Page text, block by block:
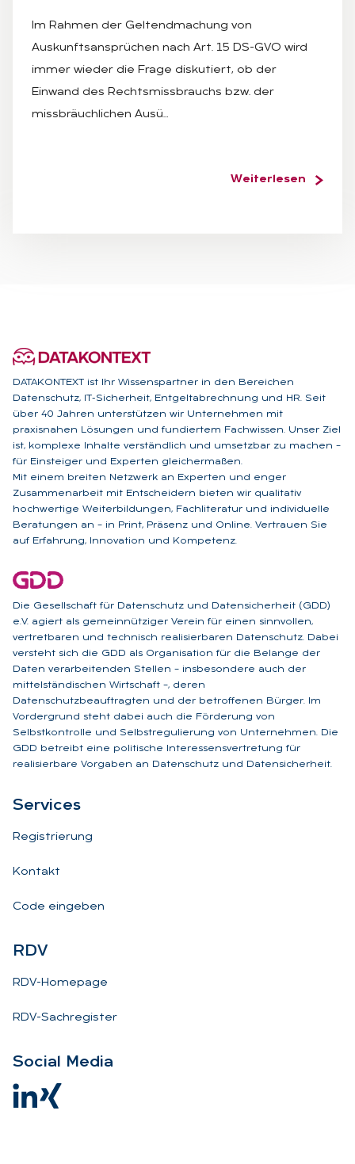
Im Rahmen der Geltendmachung von
Auskunftsansprüchen nach Art. 15 DS-GVO wird
immer wieder die Frage diskutiert, ob der
Einwand des Rechtsmissbrauchs bzw. der
missbräuchlichen Ausü…
Weiterlesen
DATAKONTEXT ist Ihr Wissenspartner in den Bereichen
Datenschutz, IT-Sicherheit, Entgeltabrechnung und HR. Seit
über 40 Jahren unterstützen wir Unternehmen mit
praxisnahen Lösungen und fundiertem Fachwissen. Unser Ziel
ist, komplexe Inhalte verständlich und umsetzbar zu machen –
für Einsteiger und Experten gleichermaßen.
Mit einem breiten Netzwerk an Experten und enger
Zusammenarbeit mit Entscheidern bieten wir qualitativ
hochwertige Weiterbildungen, Fachliteratur und individuelle
Beratungen an – in Print, Präsenz und Online. Vertrauen Sie
auf Erfahrung, Innovation und Kompetenz.
Die Gesellschaft für Datenschutz und Datensicherheit (GDD)
e.V. agiert als gemeinnütziger Verein für einen sinnvollen,
vertretbaren und technisch realisierbaren Datenschutz. Dabei
versteht sich die GDD als Organisation für die Belange der
Daten verarbeitenden Stellen – insbesondere auch der
mittelständischen Wirtschaft –, deren
Datenschutzbeauftragten und der betroffenen Bürger. Im
Vordergrund steht dabei auch die Förderung von
Selbstkontrolle und Selbstregulierung von Unternehmen. Die
GDD betreibt eine politische Interessensvertretung für
realisierbare Vorgaben an Datenschutz und Datensicherheit.
Ser­vices
Registrierung
Kontakt
Code eingeben
RDV
RDV-Homepage
RDV-Sachregister
So­ci­al Me­dia